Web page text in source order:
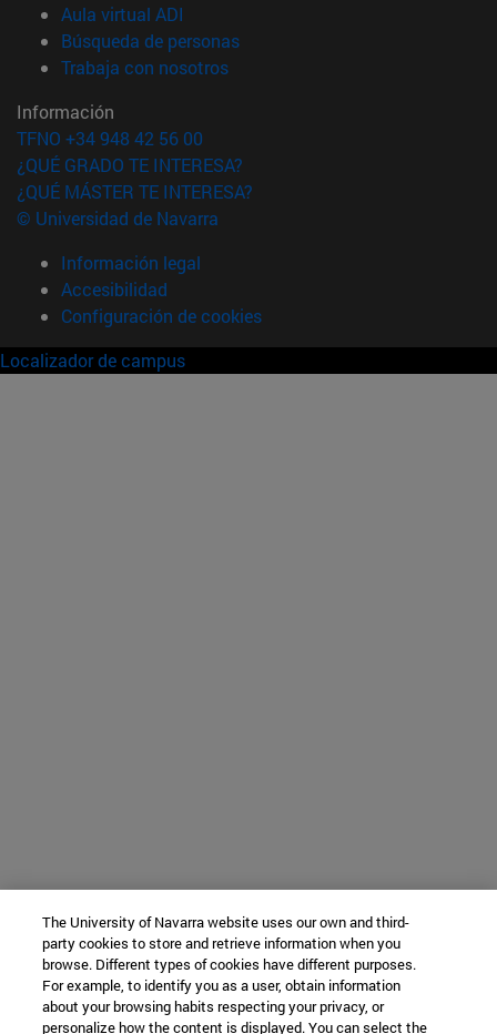
Aula virtual ADI
Búsqueda de personas(abre en nueva ventana)
Trabaja con nosotros(abre en nueva ventana)
Información
TFNO +34 948 42 56 00
¿QUÉ GRADO TE INTERESA?
¿QUÉ MÁSTER TE INTERESA?
© Universidad de Navarra
Información legal
Accesibilidad
Configuración de cookies
Localizador de campus
The University of Navarra website uses our own and third-
party cookies to store and retrieve information when you
browse. Different types of cookies have different purposes.
For example, to identify you as a user, obtain information
about your browsing habits respecting your privacy, or
personalize how the content is displayed. You can select the